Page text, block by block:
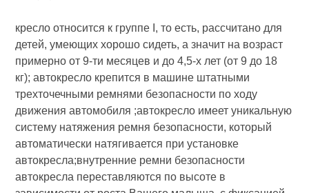
кресло относится к группе I, то есть, рассчитано для
детей, умеющих хорошо сидеть, а значит на возраст
примерно от 9-ти месяцев и до 4,5-х лет (от 9 до 18
кг); автокресло крепится в машине штатными
трехточечными ремнями безопасности по ходу
движения автомобиля ;автокресло имеет уникальную
систему натяжения ремня безопасности, который
автоматически натягивается при установке
автокресла;внутренние ремни безопасности
автокресла переставляются по высоте в